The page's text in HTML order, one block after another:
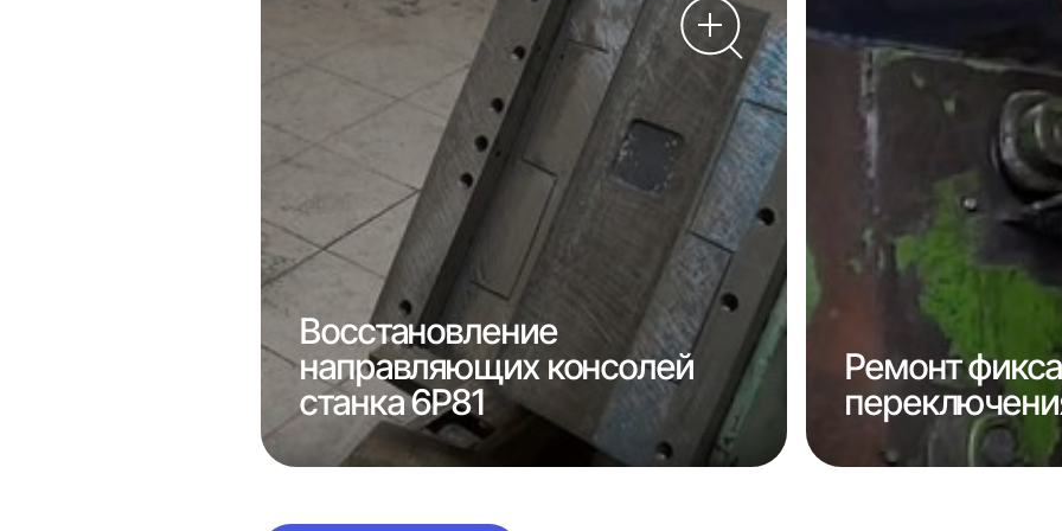
Восстановление
направляющих консолей
станка 6Р81
Ремонт